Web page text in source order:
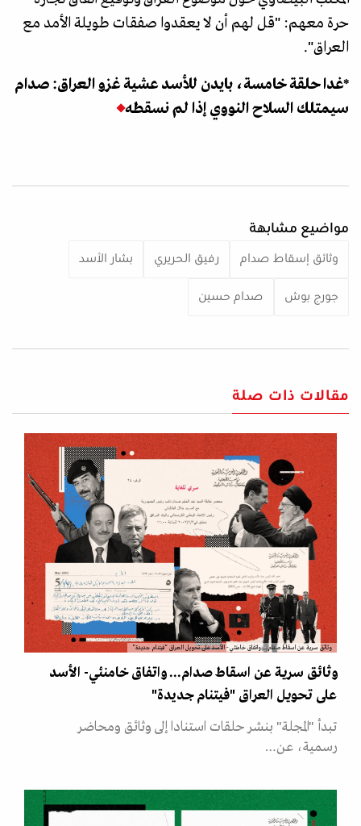
حرة معهم: "قل لهم أن لا يعقدوا صفقات طويلة الأمد مع
العراق".
*غدا حلقة خامسة، بايدن للأسد عشية غزو العراق: صدام
سيمتلك السلاح النووي إذا لم نسقطه
مواضيع مشابهة
وثائق إسقاط صدام رفيق الحريري بشار الأسد
جورج بوش صدام حسين
مقالات ذات صلة
وثائق سرية عن اسقاط صدام... واتفاق خامنئي- الأسد على تحويل العراق "فيتنام جديدة"
وثائق سرية عن اسقاط صدام... واتفاق خامنئي- الأسد
على تحويل العراق "فيتنام جديدة"
تبدأ "المجلة" بنشر حلقات استنادا إلى وثائق ومحاضر
رسمية، عن…